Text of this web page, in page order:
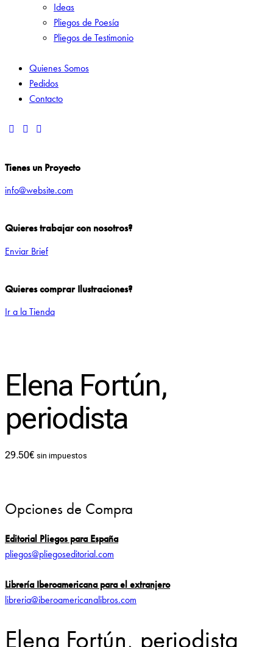
Ideas
Pliegos de Poesía
Pliegos de Testimonio
Quienes Somos
Pedidos
Contacto
Tienes un Proyecto
info@website.com
Quieres trabajar con nosotros?
Enviar Brief
Quieres comprar Ilustraciones?
Ir a la Tienda
Elena Fortún,
periodista
29.50€ sin impuestos
Opciones de Compra
Editorial Pliegos para España
pliegos@pliegoseditorial.com
Librería Iberoamericana para el extranjero
libreria@iberoamericanalibros.com
Elena Fortún, periodista